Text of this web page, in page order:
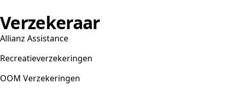
Verzekeraar
Allianz Assistance
Recreatieverzekeringen
OOM Verzekeringen